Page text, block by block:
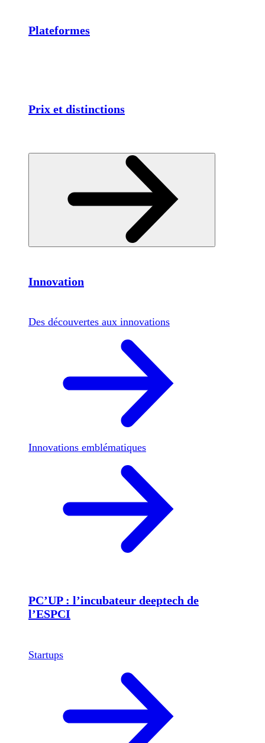
Plateformes
Prix et distinctions
Innovation
Des découvertes aux innovations
Innovations emblématiques
PC’UP : l’incubateur deeptech de
l’ESPCI
Startups